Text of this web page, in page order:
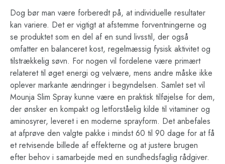
Dog bør man være forberedt på, at individuelle resultater
kan variere. Det er vigtigt at afstemme forventningerne og
se produktet som en del af en sund livsstil, der også
omfatter en balanceret kost, regelmæssig fysisk aktivitet og
tilstrækkelig søvn. For nogen vil fordelene være primært
relateret til øget energi og velvære, mens andre måske ikke
oplever markante ændringer i begyndelsen. Samlet set vil
Mounja Slim Spray kunne være en praktisk tilføjelse for dem,
der ønsker en kompakt og letforståelig kilde til vitaminer og
aminosyrer, leveret i en moderne sprayform. Det anbefales
at afprøve den valgte pakke i mindst 60 til 90 dage for at få
et retvisende billede af effekterne og at justere brugen
efter behov i samarbejde med en sundhedsfaglig rådgiver.